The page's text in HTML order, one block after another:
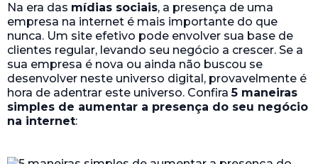
Na era das mídias sociais, a presença de uma
empresa na internet é mais importante do que
nunca. Um site efetivo pode envolver sua base de
clientes regular, levando seu negócio a crescer. Se a
sua empresa é nova ou ainda não buscou se
desenvolver neste universo digital, provavelmente é
hora de adentrar este universo. Confira5 maneiras
simples de aumentar a presença do seu negócio
na internet: